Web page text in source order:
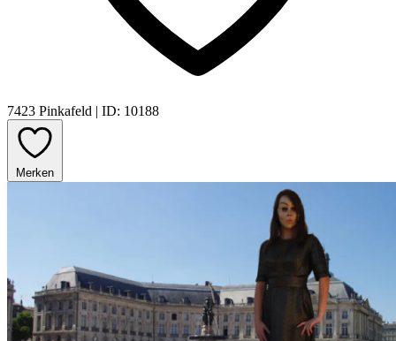
7423 Pinkafeld | ID: 10188
Merken